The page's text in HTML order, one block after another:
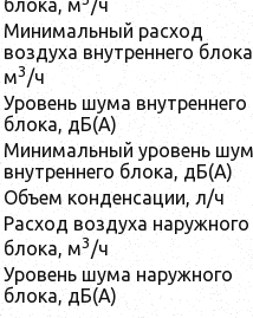
блока, м /ч
Минимальный расход
воздуха внутреннего блока,
м3 /ч
Уровень шума внутреннего
блока, дБ(А)
Минимальный уровень
внутреннего блока, дБ(А)
Объем конденсации, л/ч
Расход воздуха наружного
блока, м3 /ч
Уровень шума наружного
блока, дБ(А)